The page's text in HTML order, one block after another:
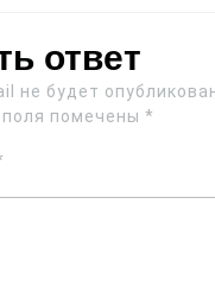
ответ
не будет
помечены *